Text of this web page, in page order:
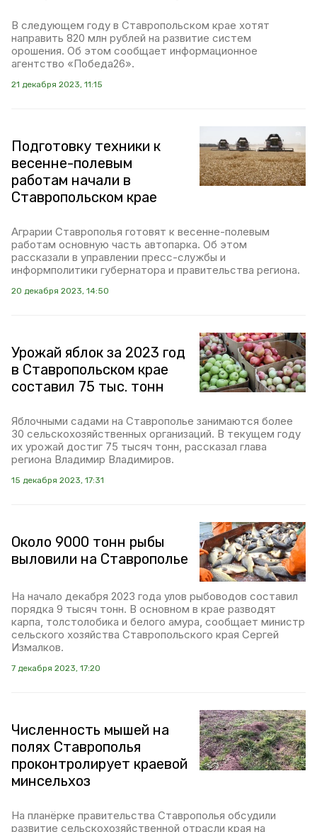
В следующем году в Ставропольском крае хотят
направить 820 млн рублей на развитие систем
орошения. Об этом сообщает информационное
агентство «Победа26».
21 декабря 2023, 11:15
Подготовку техники к
весенне-полевым
работам начали в
Ставропольском крае
Аграрии Ставрополья готовят к весенне-полевым
работам основную часть автопарка. Об этом
рассказали в управлении пресс-службы и
информполитики губернатора и правительства региона.
20 декабря 2023, 14:50
Урожай яблок за 2023 год
в Ставропольском крае
составил 75 тыс. тонн
Яблочными садами на Ставрополье занимаются более
30 сельскохозяйственных организаций. В текущем году
их урожай достиг 75 тысяч тонн, рассказал глава
региона Владимир Владимиров.
15 декабря 2023, 17:31
Около 9000 тонн рыбы
выловили на Ставрополье
На начало декабря 2023 года улов рыбоводов составил
порядка 9 тысяч тонн. В основном в крае разводят
карпа, толстолобика и белого амура, сообщает министр
сельского хозяйства Ставропольского края Сергей
Измалков.
7 декабря 2023, 17:20
Численность мышей на
полях Ставрополья
проконтролирует краевой
минсельхоз
На планёрке правительства Ставрополья обсудили
развитие сельскохозяйственной отрасли края на